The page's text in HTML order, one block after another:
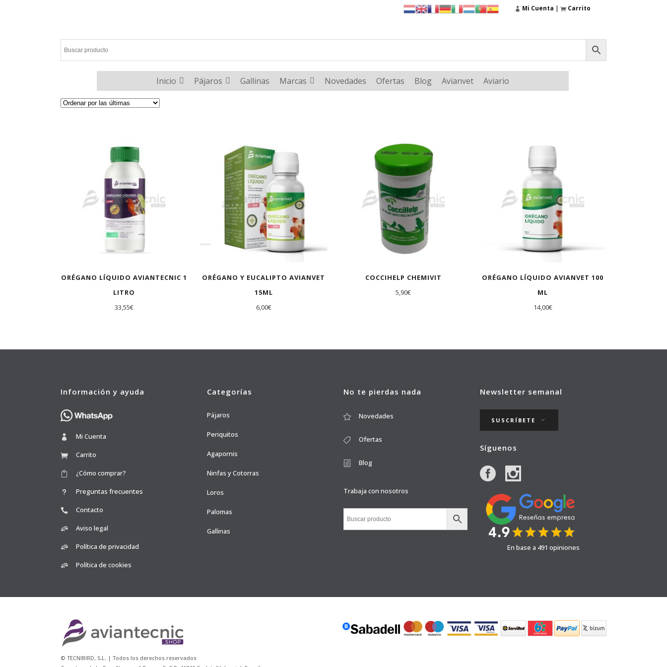
Mi Cuenta | Carrito
Inicio Pájaros Gallinas Marcas Novedades Ofertas Blog Avianvet Aviario
ORÉGANO LÍQUIDO AVIANTECNIC 1
LITRO
33,55€
ORÉGANO Y EUCALIPTO AVIANVET
15ML
6,00€
AGOTADO
COCCIHELP CHEMIVIT
5,90€
ORÉGANO LÍQUIDO AVIANVET 100
ML
14,00€
Información y ayuda
Mi Cuenta
Carrito
¿Cómo comprar?
Preguntas frecuentes
Contacto
Aviso legal
Política de privacidad
Política de cookies
Categorías
Pájaros
Periquitos
Agapornis
Ninfas y Cotorras
Loros
Palomas
Gallinas
No te pierdas nada
Novedades
Ofertas
Blog
Trabaja con nosotros
Newsletter semanal
SUSCRÍBETE
Síguenos
En base a 491 opiniones
© TECNIBIRD, S.L. | Todos los derechos reservados